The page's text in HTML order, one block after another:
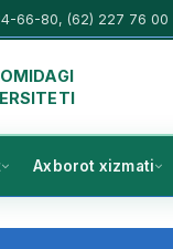
66-80, (62) 227 76 00
Axborot xizmati